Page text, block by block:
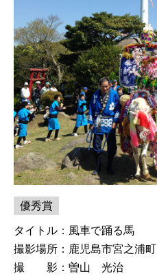
優秀賞
タイトル：風車で踊る馬
撮影場所：鹿児島市宮之浦町
撮 影：曽山 光治